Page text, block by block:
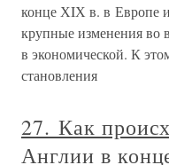
конце ХIХ в. в Европе
крупные изменения во
в экономической. К
становления
27. Как
Англии в